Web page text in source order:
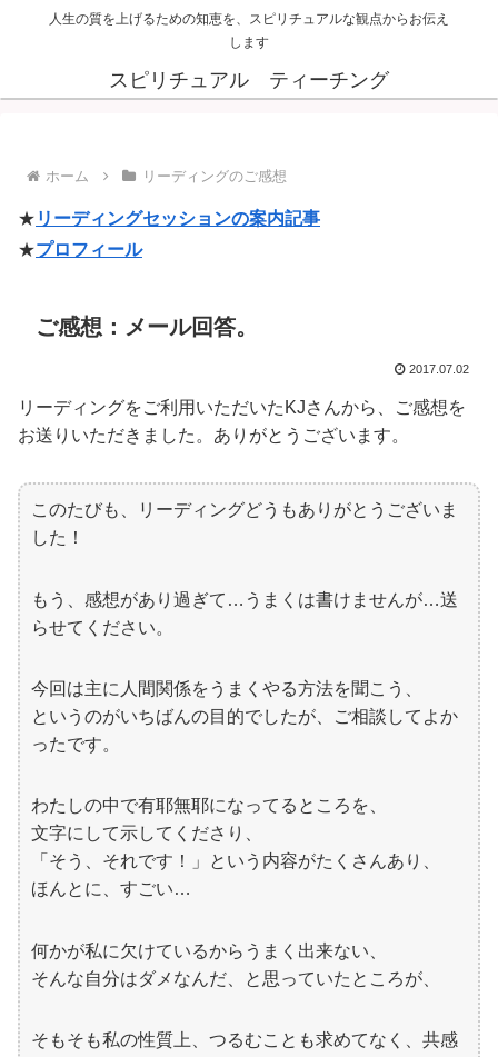
人生の質を上げるための知恵を、スピリチュアルな観点からお伝え
します
スピリチュアル ティーチング
ホーム リーディングのご感想
★ リーディングセッションの案内記事
★プロフィール
ご感想：メール回答。
2017.07.02
リーディングをご利用いただいたKJさんから、ご感想を
お送りいただきました。ありがとうございます。
このたびも、リーディングどうもありがとうございま
した！
もう、感想があり過ぎて…うまくは書けませんが…送
らせてください。
今回は主に人間関係をうまくやる方法を聞こう、
というのがいちばんの目的でしたが、ご相談してよか
ったです。
わたしの中で有耶無耶になってるところを、
文字にして示してくださり、
「そう、それです！」という内容がたくさんあり、
ほんとに、すごい…
何かが私に欠けているからうまく出来ない、
そんな自分はダメなんだ、と思っていたところが、
そもそも私の性質上、つるむことも求めてなく、共感